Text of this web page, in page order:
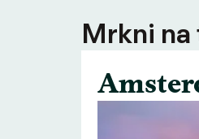
Mrkni na